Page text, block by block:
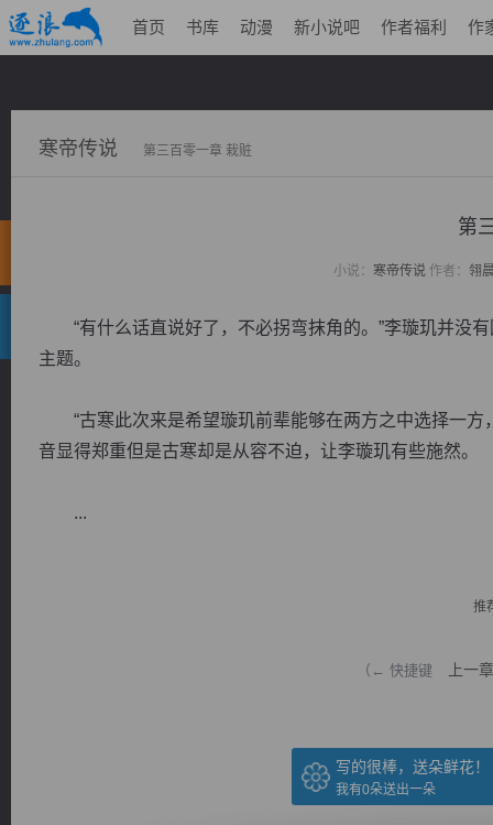
首页 书库 动漫 新小说吧 作者福利 作
寒帝传说 第三百零一章 栽赃
第
小说： 寒帝传说作者： 翎
“有什么话直说好了，不必拐弯抹角的。”李璇玑并没
主题。
“古寒此次来是希望璇玑前辈能够在两方之中选择一方
音显得郑重但是古寒却是从容不迫，让李璇玑有些施然。
...
推
（← 快捷键 上一章
写的很棒，送朵鲜花！
我有0朵送出一朵